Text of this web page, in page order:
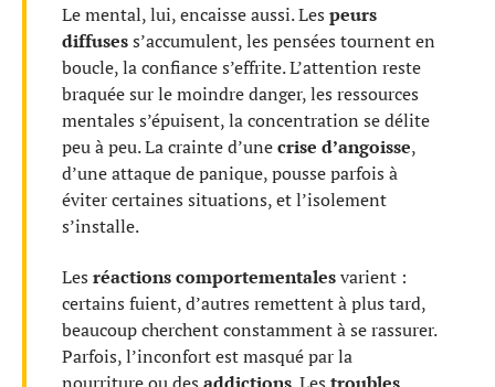
Le mental, lui, encaisse aussi. Les peurs
diffusess’accumulent, les pensées tournent en
boucle, la confiance s’effrite. L’attention reste
braquée sur le moindre danger, les ressources
mentales s’épuisent, la concentration se délite
peu à peu. La crainte d’unecrise d’angoisse,
d’une attaque de panique, pousse parfois à
éviter certaines situations, et l’isolement
s’installe.
Les réactions comportementalesvarient :
certains fuient, d’autres remettent à plus tard,
beaucoup cherchent constamment à se rassurer.
Parfois, l’inconfort est masqué par la